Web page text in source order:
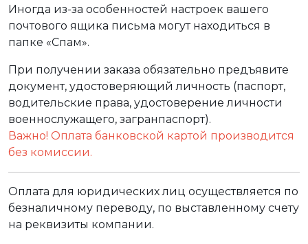
Иногда из-за особенностей настроек вашего
почтового ящика письма могут находиться в
папке «Спам».
При получении заказа обязательно предъявите
документ, удостоверяющий личность (паспорт,
водительские права, удостоверение личности
военнослужащего, загранпаспорт).
Важно! Оплата банковской картой производится
без комиссии.
Оплата для юридических лиц осуществляется по
безналичному переводу, по выставленному счету
на реквизиты компании.